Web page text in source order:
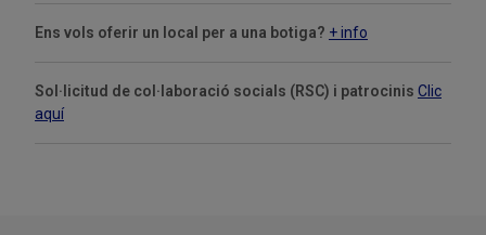
Ens vols oferir un local per a una botiga? + info
Sol·licitud de col·laboració socials (RSC) i patrocinis Clic
aquí